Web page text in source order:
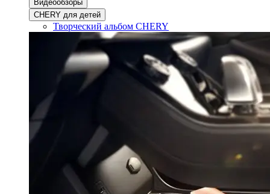
Видеообзоры
CHERY для детей
Творческий альбом CHERY